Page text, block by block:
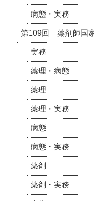
病態・実務
第109回 薬剤師国
実務
薬理・病態
薬理
薬理・実務
病態
病態・実務
薬剤
薬剤・実務